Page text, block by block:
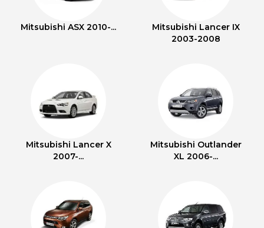
Mitsubishi ASX 2010-...
Mitsubishi Lancer IX
2003-2008
Mitsubishi Lancer X
2007-...
Mitsubishi Outlander
XL 2006-...